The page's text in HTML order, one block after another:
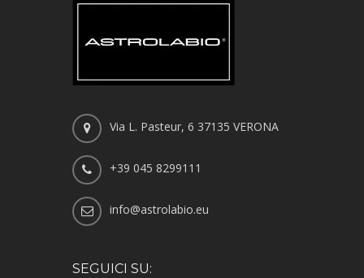
Via L. Pasteur, 6 37135 VERONA
+39 045 8299111
info@astrolabio.eu
SEGUICI SU: